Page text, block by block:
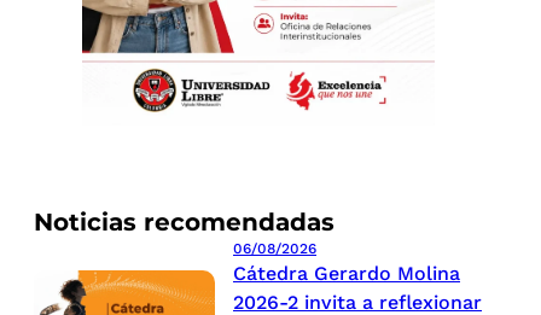
Noticias recomendadas
06/08/2026
Cátedra Gerardo Molina
2026-2 invita a reflexionar